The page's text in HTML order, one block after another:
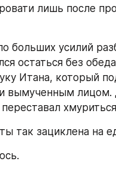
лишь после
больших усилий
остаться без
Итана, который
вымученным лицом.
так зациклена на